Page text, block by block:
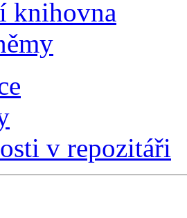
knihovna
v repozitáři